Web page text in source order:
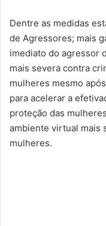
Dentre as medidas
de Agressores; mais
imediato do agressor
mais severa contra
mulheres mesmo
para acelerar a
proteção das
ambiente virtual mais
mulheres.